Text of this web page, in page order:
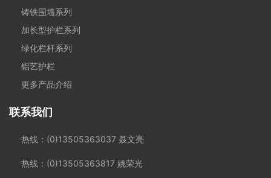
铸铁围墙系列
加长型护栏系列
绿化栏杆系列
铝艺护栏
更多产品介绍
联系我们
热线：(0)13505363037 聂文亮
热线：(0)13505363817 姚荣光